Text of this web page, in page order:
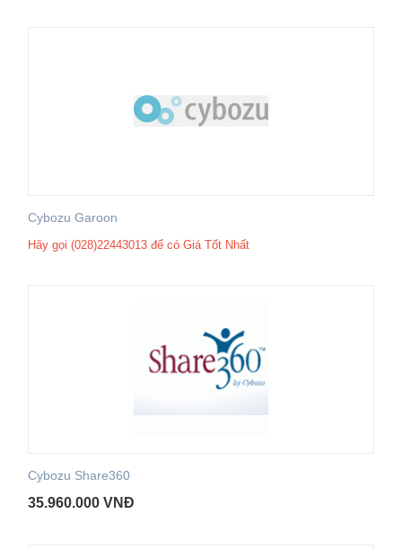
Cybozu Garoon
Hãy gọi (028)22443013 để có Giá Tốt Nhất
Cybozu Share360
35.960.000 VNĐ